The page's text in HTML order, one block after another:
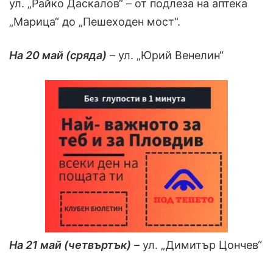
ул. „Райко Даскалов“ – от подлеза на аптека
„Марица“ до „Пешеходен мост“.
На 20 май (сряда) – ул. „Юрий Венелин“
На 21 май (четвъртък) – ул. „Димитър Цончев“